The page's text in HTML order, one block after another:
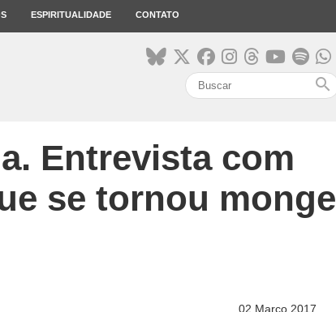
ESPIRITUALIDADE CONTATO
search
Entrevista com
se tornou monge
02 Março 2017